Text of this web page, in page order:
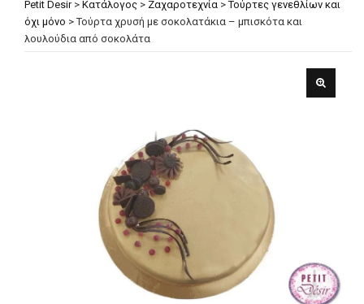
Petit Desir> Κατάλογος > Ζαχαροτεχνία >Τούρτες γενεθλίων και
όχι μόνο >Τούρτα χρυσή με σοκολατάκια – μπισκότα και
λουλούδια από σοκολάτα